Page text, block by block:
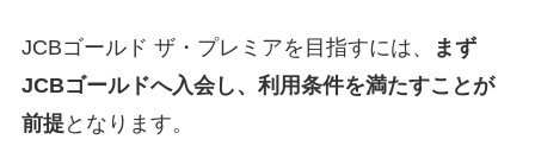
JCBゴールド ザ・プレミアを目指すには、
まず
JCBゴールドへ入会し、利用条件を満たすことが
前提となります。